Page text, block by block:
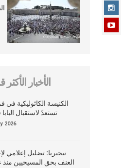
الأخبار الأكثر
الكنيسة الكاثوليكية في
تستعدّ لاستقبال البابا
2026
نيجيريا: تضليل إعلامي
العنف بحق المسيحيين منذ